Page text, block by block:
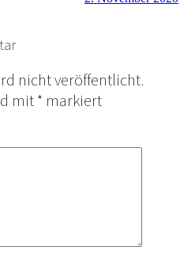
nicht veröffentlicht.
mit* markiert